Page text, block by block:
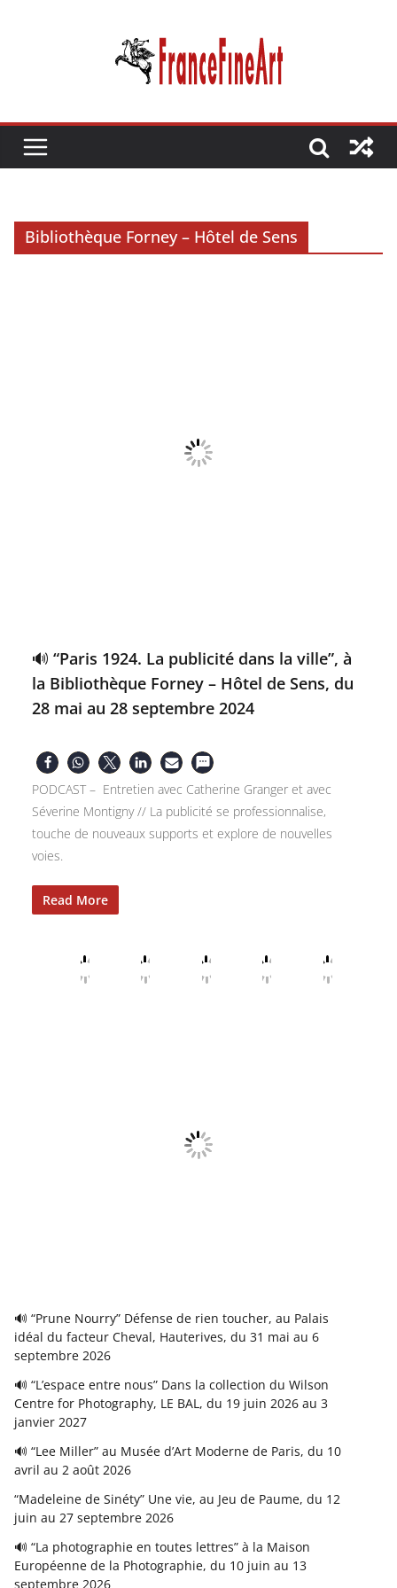
Bibliothèque Forney – Hôtel de Sens
🔊 “Paris 1924. La publicité dans la ville”, à
la Bibliothèque Forney – Hôtel de Sens, du
28 mai au 28 septembre 2024
PODCAST – Entretien avec Catherine Granger et avec
Séverine Montigny // La publicité se professionnalise,
touche de nouveaux supports et explore de nouvelles
voies.
Read More
🔊 “Prune Nourry” Défense de rien toucher, au Palais
idéal du facteur Cheval, Hauterives, du 31 mai au 6
septembre 2026
🔊 “L’espace entre nous” Dans la collection du Wilson
Centre for Photography, LE BAL, du 19 juin 2026 au 3
janvier 2027
🔊 “Lee Miller” au Musée d’Art Moderne de Paris, du 10
avril au 2 août 2026
“Madeleine de Sinéty” Une vie, au Jeu de Paume, du 12
juin au 27 septembre 2026
🔊 “La photographie en toutes lettres” à la Maison
Européenne de la Photographie, du 10 juin au 13
septembre 2026